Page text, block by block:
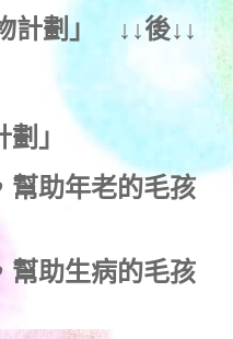
計劃 」 ↓↓後↓↓
」
幫助年老的毛孩
幫助生病的毛孩